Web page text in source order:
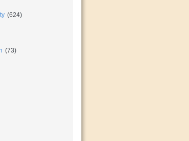
(624)
(73)